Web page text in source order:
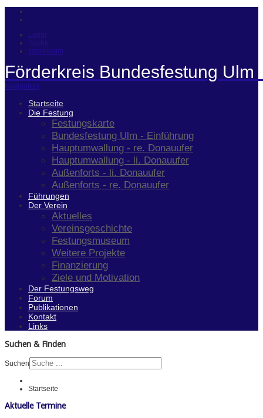
Login
Suche
Impressum
Förderkreis Bundesfestung Ulm
Navigation
Startseite
Die Festung
Festungskarte
Bundesfestung Ulm - Einführung
Hauptumwallung - re. Donauufer
Hauptumwallung - li. Donauufer
Außenforts - li. Donauufer
Außenforts - re. Donauufer
Führungen
Der Verein
Aktuelles
Vereinsgeschichte
Festungsmuseum
Weitere Projekte
Finanzierung
Ziele und Motivation
Der Festungsweg
Forum
Publikationen
Kontakt
Links
Suchen & Finden
Suchen
Startseite
Aktuelle Termine